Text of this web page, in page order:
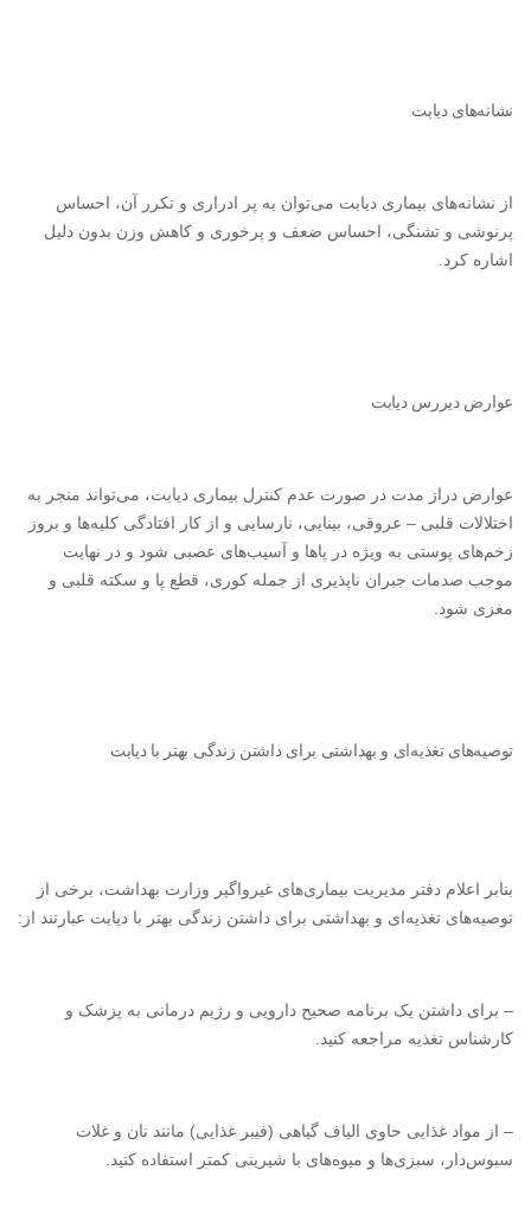
نشانه‌های دیابت
از نشانه‌های بیماری دیابت می‌توان به پر ادراری و تکرر آن، احساس
پرنوشی و تشنگی، احساس ضعف و پرخوری و کاهش وزن بدون دلیل
اشاره کرد.
عوارض دیررس دیابت
عوارض دراز مدت در صورت عدم کنترل بیماری دیابت، می‌تواند منجر به
اختلالات قلبی – عروقی، بینایی،‌ نارسایی و از کار افتادگی کلیه‌ها و بروز
زخم‌های پوستی به ویژه در پاها و آسیب‌های عصبی شود و در نهایت
موجب صدمات جبران ناپذیری از جمله کوری، قطع پا و سکته قلبی و
مغزی شود.
توصیه‌های تغذیه‌ای و بهداشتی برای داشتن زندگی بهتر با دیابت
بنابر اعلام دفتر مدیریت بیماری‌های غیرواگیر وزارت بهداشت، برخی از
توصیه‌های تغذیه‌ای و بهداشتی برای داشتن زندگی بهتر با دیابت عبارتند از:
– برای داشتن یک برنامه صحیح دارویی و رژیم درمانی به پزشک و
کارشناس تغذیه مراجعه کنید.
– از مواد غذایی حاوی الیاف گیاهی (فیبر غذایی) مانند نان و غلات
سبوس‌دار، سبزی‌ها و میوه‌های با شیرینی کمتر استفاده کنید.